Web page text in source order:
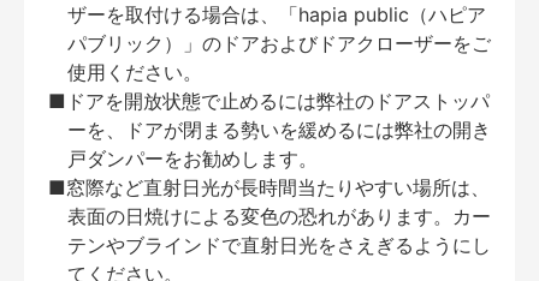
ザーを取付ける場合は、「hapia public（ハピア
パブリック）」のドアおよびドアクローザーをご
使用ください。
■ドアを開放状態で止めるには弊社のドアストッパ
ーを、ドアが閉まる勢いを緩めるには弊社の開き
戸ダンパーをお勧めします。
■窓際など直射日光が長時間当たりやすい場所は、
表面の日焼けによる変色の恐れがあります。カー
テンやブラインドで直射日光をさえぎるようにし
てください。